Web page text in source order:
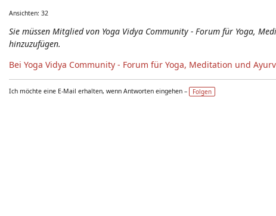
Ansichten: 32
Sie müssen Mitglied von Yoga Vidya Community - Forum für Yoga,
hinzuzufügen.
Bei Yoga Vidya Community - Forum für Yoga, Meditation und
Ich möchte eine E-Mail erhalten, wenn Antworten eingehen – Folgen